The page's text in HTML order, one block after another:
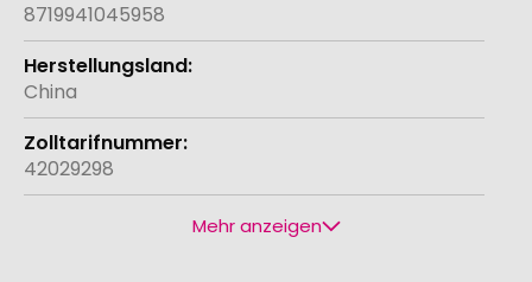
8719941045958
China
42029298
Mehr anzeigen